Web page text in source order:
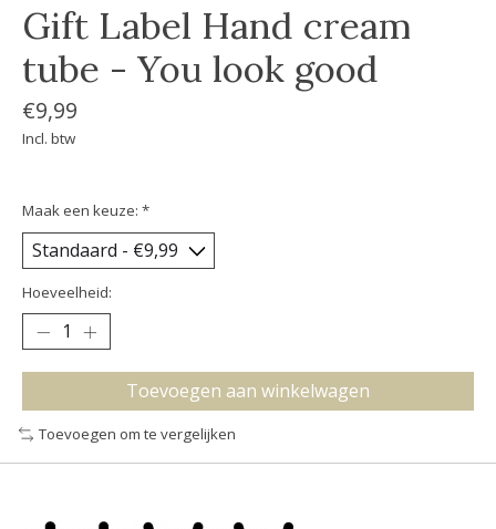
Gift Label Hand cream
tube - You look good
€9,99
Incl. btw
Maak een keuze: *
Hoeveelheid:
Toevoegen aan winkelwagen
Toevoegen om te vergelijken